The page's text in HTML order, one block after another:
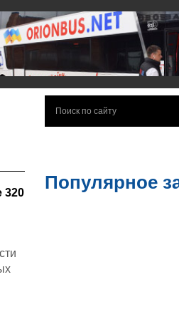
320
Популярное